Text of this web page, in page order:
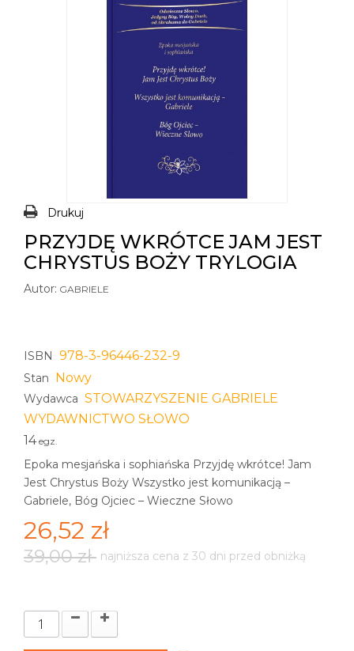
Drukuj
PRZYJDĘ WKRÓTCE JAM JEST
CHRYSTUS BOŻY TRYLOGIA
Autor: GABRIELE
ISBN 978-3-96446-232-9
Stan Nowy
Wydawca STOWARZYSZENIE GABRIELE
WYDAWNICTWO SŁOWO
14 egz.
Epoka mesjańska i sophiańska Przyjdę wkrótce! Jam
Jest Chrystus Boży Wszystko jest komunikacją –
Gabriele, Bóg Ojciec – Wieczne Słowo
26,52 zł
39,00 zł najniższa cena z 30 dni przed obniżką